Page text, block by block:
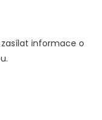
informace o